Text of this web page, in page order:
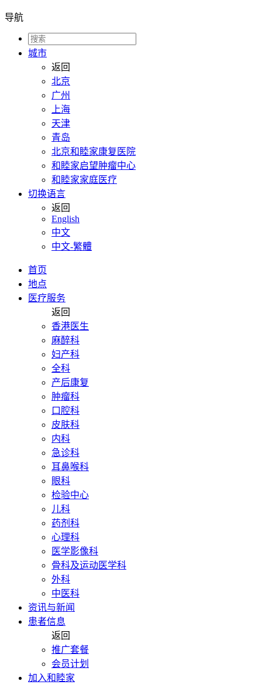
导航
城市
返回
北京
广州
上海
天津
青岛
北京和睦家康复医院
和睦家启望肿瘤中心
和睦家家庭医疗
切换语言
返回
English
中文
中文-繁體
首页
地点
医疗服务
返回
香港医生
麻醉科
妇产科
全科
产后康复
肿瘤科
口腔科
皮肤科
内科
急诊科
耳鼻喉科
眼科
检验中心
儿科
药剂科
心理科
医学影像科
骨科及运动医学科
外科
中医科
资讯与新闻
患者信息
返回
推广套餐
会员计划
加入和睦家